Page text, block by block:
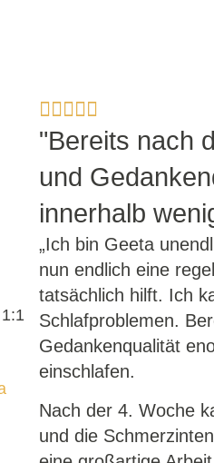
"Bereits nach
und
innerhalb
„Ich bin Geeta
nun endlich eine
tatsächlich hilft. Ich
Schlafproblemen.
Gedankenqualität
einschlafen.
Nach der 4. Woche
und die